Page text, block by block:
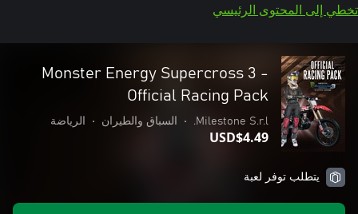
تخطي إلى المحتوى الرئيسي
Monster Energy Supercross 3 -
Official Racing Pack
Milestone S.r.l.
• السباق والطيران • الرياضة
USD$4.49
يتطلب توفر لعبة